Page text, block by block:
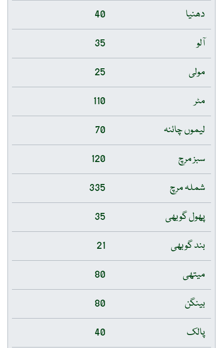
دھنیا
40
آلو
35
مولی
25
مٹر
110
لیموں چائنہ
70
سبز مرچ
120
شملہ مرچ
335
پھول گوبھی
35
بند گوبھی
21
میتھی
80
بینگن
80
پالک
40